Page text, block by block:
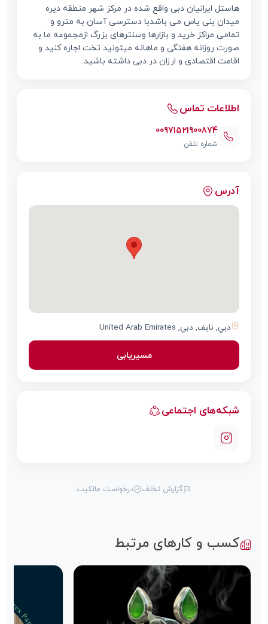
هاستل ایرانیان دبی واقع شده در مرکز شهر منطقه دیره
میدان بنی یاس می باشدبا دسترسی آسان به مترو و
تمامی مراکز خرید و بازارها وسنترهای بزرگ ازمجموعه ما به
صورت روزانه هفتگی و ماهانه میتونید تخت اجاره کنید و
اقامت اقتصادی و ارزان در دبی داشته باشید.
اطلاعات تماس
00971521900874
شماره تلفن
آدرس
دبي, نايف‎, دبي, United Arab Emirates
مسیریابی
شبکه‌های اجتماعی
گزارش تخلف درخواست مالکیت
کسب و کارهای مرتبط